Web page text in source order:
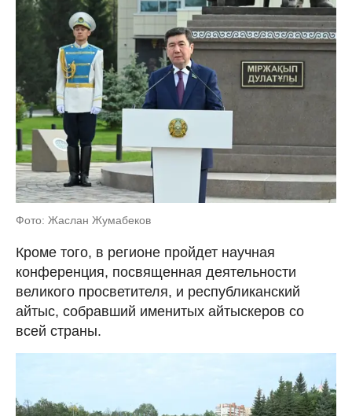
Фото: Жаслан Жумабеков
Кроме того, в регионе пройдет научная
конференция, посвященная деятельности
великого просветителя, и республиканский
айтыс, собравший именитых айтыскеров со
всей страны.